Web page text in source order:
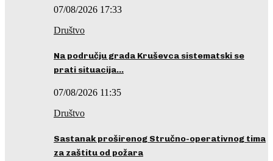
07/08/2026 17:33
Društvo
Na području grada Kruševca sistematski se
prati situacija…
07/08/2026 11:35
Društvo
Sastanak proširenog Stručno-operativnog tima
za zaštitu od požara